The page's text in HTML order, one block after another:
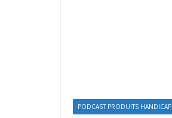
PODCAST PRODUITS HANDICAP